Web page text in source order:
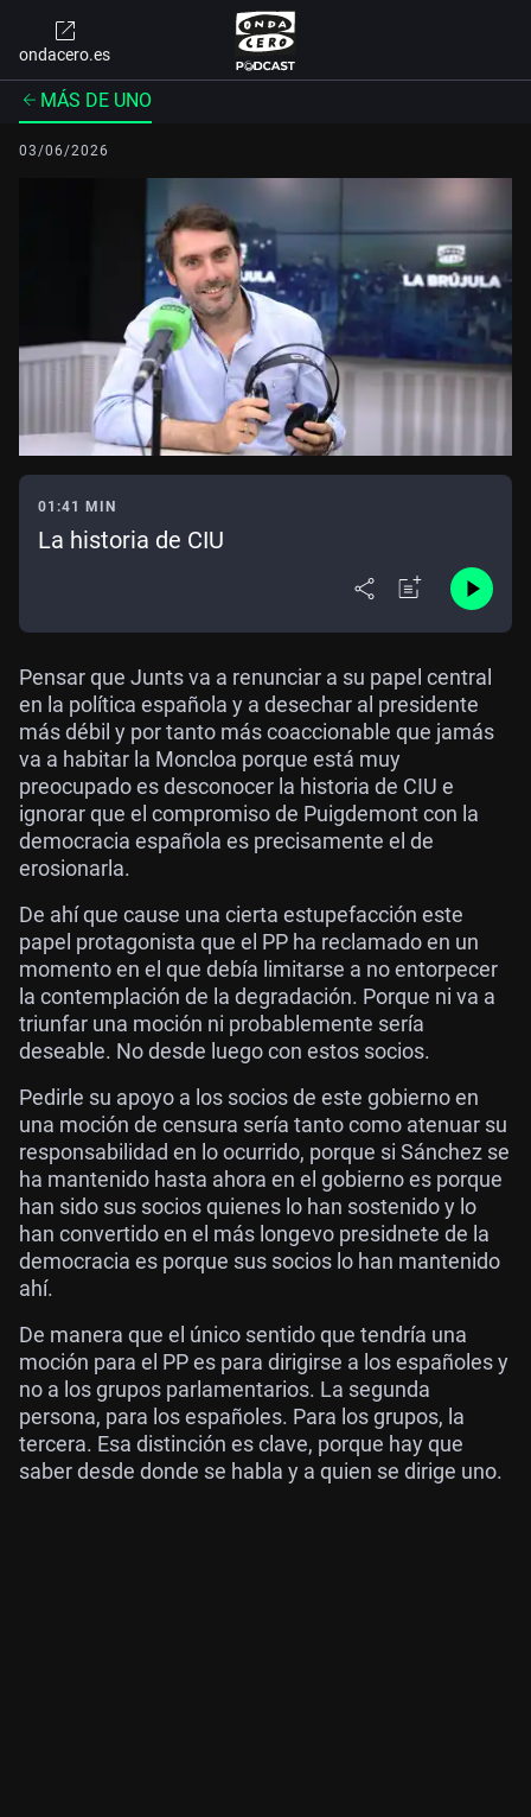
ondacero.es
MÁS DE UNO
03/06/2026
01:41 MIN
La historia de CIU
Pensar que Junts va a renunciar a su papel central
en la política española y a desechar al presidente
más débil y por tanto más coaccionable que jamás
va a habitar la Moncloa porque está muy
preocupado es desconocer la historia de CIU e
ignorar que el compromiso de Puigdemont con la
democracia española es precisamente el de
erosionarla.
De ahí que cause una cierta estupefacción este
papel protagonista que el PP ha reclamado en un
momento en el que debía limitarse a no entorpecer
la contemplación de la degradación. Porque ni va a
triunfar una moción ni probablemente sería
deseable. No desde luego con estos socios.
Pedirle su apoyo a los socios de este gobierno en
una moción de censura sería tanto como atenuar su
responsabilidad en lo ocurrido, porque si Sánchez se
ha mantenido hasta ahora en el gobierno es porque
han sido sus socios quienes lo han sostenido y lo
han convertido en el más longevo presidnete de la
democracia es porque sus socios lo han mantenido
ahí.
De manera que el único sentido que tendría una
moción para el PP es para dirigirse a los españoles y
no a los grupos parlamentarios. La segunda
persona, para los españoles. Para los grupos, la
tercera. Esa distinción es clave, porque hay que
saber desde donde se habla y a quien se dirige uno.